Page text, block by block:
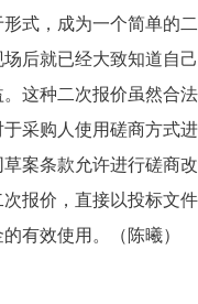
式，成为一个简单的
后就已经大致知道自
这种二次报价虽然合
购人使用磋商方式进
草案条款允许进行磋商
报价，直接以投标文
有效使用。（陈曦）